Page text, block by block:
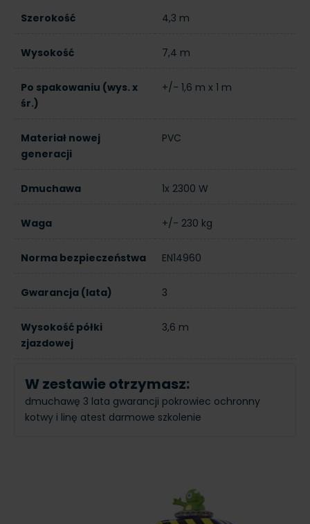
Szerokość 4,3 m
Wysokość 7,4 m
Po spakowaniu (wys. x
śr.)
+/- 1,6 m x 1 m
Materiał nowej
generacji
PVC
Dmuchawa 1x 2300 W
Waga +/- 230 kg
Norma bezpieczeństwa EN14960
Gwarancja (lata) 3
Wysokość półki
zjazdowej
3,6 m
W zestawie otrzymasz:
dmuchawę 3 lata gwarancji pokrowiec ochronny
kotwy i linę atest darmowe szkolenie